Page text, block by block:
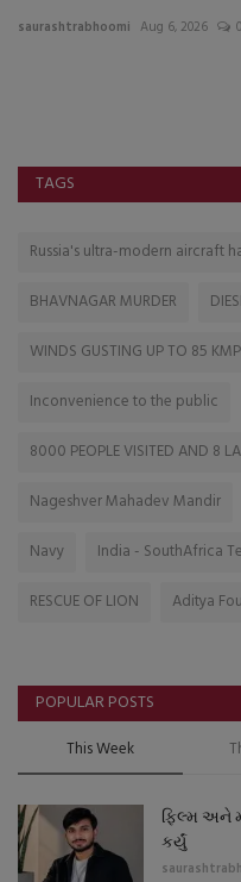
saurashtrabhoomi Aug 6, 2026 0
TAGS
Russia's ultra-modern aircraft
BHAVNAGAR MURDER
WINDS GUSTING UP TO 85
Inconvenience to the public
8000 PEOPLE VISITED AND 8
Nageshver Mahadev Mandir
Navy
India - SouthAfrica
RESCUE OF LION
Aditya
POPULAR POSTS
This Week
ફિલ્મ અને
કર્યું